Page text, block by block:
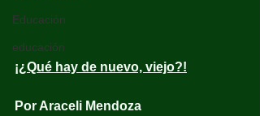
Educación
educación
¡¿Qué hay de nuevo, viejo?!
Por Araceli Mendoza